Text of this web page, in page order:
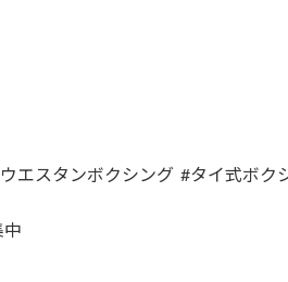
スタンボクシング #タイ式ボク